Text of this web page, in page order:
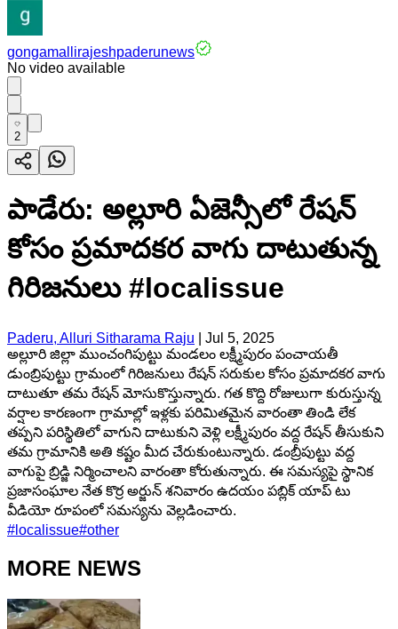
gongamallirajeshpaderunews
No video available
2
పాడేరు: అల్లూరి ఏజెన్సీలో రేషన్
కోసం ప్రమాదకర వాగు దాటుతున్న
గిరిజనులు #localissue
Paderu, Alluri Sitharama Raju
Jul 5, 2025
అల్లూరి జిల్లా ముంచంగిపుట్టు మండలం లక్ష్మీపురం పంచాయతీ
డుంబ్రిపుట్టు గ్రామంలో గిరిజనులు రేషన్ సరుకుల కోసం ప్రమాదకర వాగు
దాటుతూ తమ రేషన్ మోసుకొస్తున్నారు. గత కొద్ది రోజులుగా కురుస్తున్న
వర్షాల కారణంగా గ్రామాల్లో ఇళ్లకు పరిమితమైన వారంతా తిండి లేక
తప్పని పరిస్థితిలో వాగుని దాటుకుని వెళ్లి లక్ష్మీపురం వద్ద రేషన్ తీసుకుని
తమ గ్రామానికి అతి కష్టం మీద చేరుకుంటున్నారు. డంబ్రీపుట్టు వద్ద
వాగుపై బ్రిడ్జి నిర్మించాలని వారంతా కోరుతున్నారు. ఈ సమస్యపై స్థానిక
ప్రజాసంఘాల నేత కొర్ర అర్జున్ శనివారం ఉదయం పబ్లిక్ యాప్ టు
వీడియో రూపంలో సమస్యను వెల్లడించారు.
# localissue#other
MORE NEWS